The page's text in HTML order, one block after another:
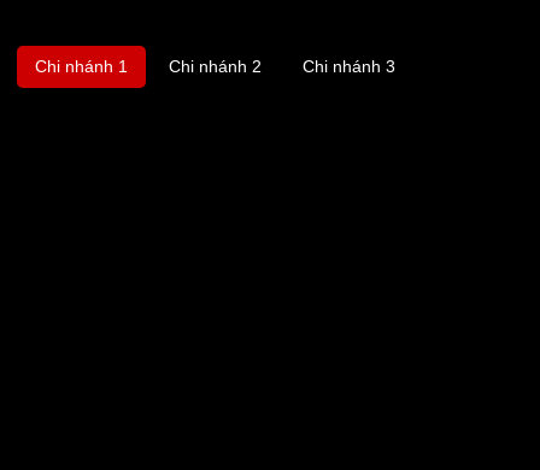
Chi nhánh 1 Chi nhánh 2 Chi nhánh 3